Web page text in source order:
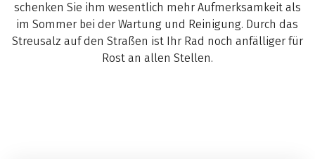
schenken Sie ihm wesentlich mehr Aufmerksamkeit als
im Sommer bei der Wartung und Reinigung. Durch das
Streusalz auf den Straßen ist Ihr Rad noch anfälliger für
Rost an allen Stellen.